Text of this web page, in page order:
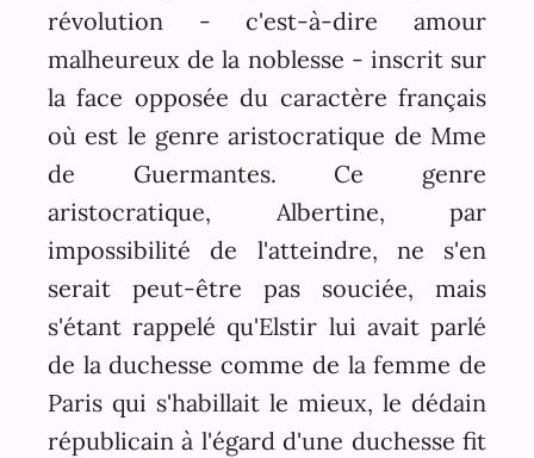
révolution - c'est-à-dire amour
malheureux de la noblesse - inscrit sur
la face opposée du caractère français
où est le genre aristocratique de Mme
de Guermantes. Ce genre
aristocratique, Albertine, par
impossibilité de l'atteindre, ne s'en
serait peut-être pas souciée, mais
s'étant rappelé qu'Elstir lui avait parlé
de la duchesse comme de la femme de
Paris qui s'habillait le mieux, le dédain
républicain à l'égard d'une duchesse fit